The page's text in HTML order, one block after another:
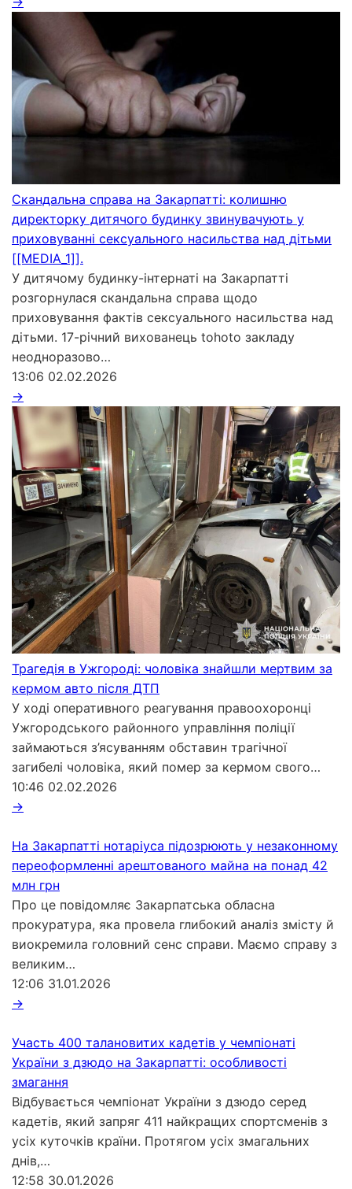
Скандальна справа на Закарпатті: колишню
директорку дитячого будинку звинувачують у
приховуванні сексуального насильства над дітьми
[[MEDIA_1]].
У дитячому будинку-інтернаті на Закарпатті
розгорнулася скандальна справа щодо
приховування фактів сексуального насильства над
дітьми. 17-річний вихованець tohoto закладу
неодноразово…
13:06 02.02.2026
→
Трагедія в Ужгороді: чоловіка знайшли мертвим за
кермом авто після ДТП
У ході оперативного реагування правоохоронці
Ужгородського районного управління поліції
займаються з’ясуванням обставин трагічної
загибелі чоловіка, який помер за кермом свого…
10:46 02.02.2026
→
На Закарпатті нотаріуса підозрюють у незаконному
переоформленні арештованого майна на понад 42
млн грн
Про це повідомляє Закарпатська обласна
прокуратура, яка провела глибокий аналіз змісту й
виокремила головний сенс справи. Маємо справу з
великим…
12:06 31.01.2026
→
Участь 400 талановитих кадетів у чемпіонаті
України з дзюдо на Закарпатті: особливості
змагання
Відбувається чемпіонат України з дзюдо серед
кадетів, який запряг 411 найкращих спортсменів з
усіх куточків країни. Протягом усіх змагальних
днів,…
12:58 30.01.2026